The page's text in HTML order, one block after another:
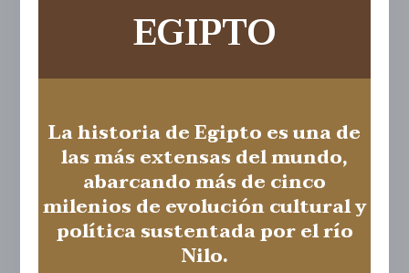
EGIPTO
La historia de Egipto es una de
las más extensas del mundo,
abarcando más de cinco
milenios de evolución cultural y
política sustentada por el río
Nilo.